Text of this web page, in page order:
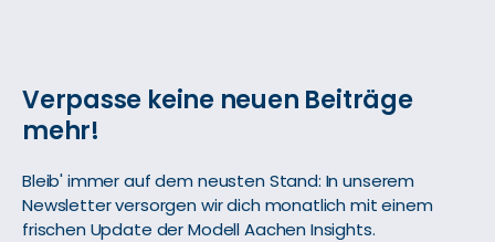
Verpasse keine neuen Beiträge
mehr!
Bleib' immer auf dem neusten Stand: In unserem
Newsletter versorgen wir dich monatlich mit einem
frischen Update der Modell Aachen Insights.